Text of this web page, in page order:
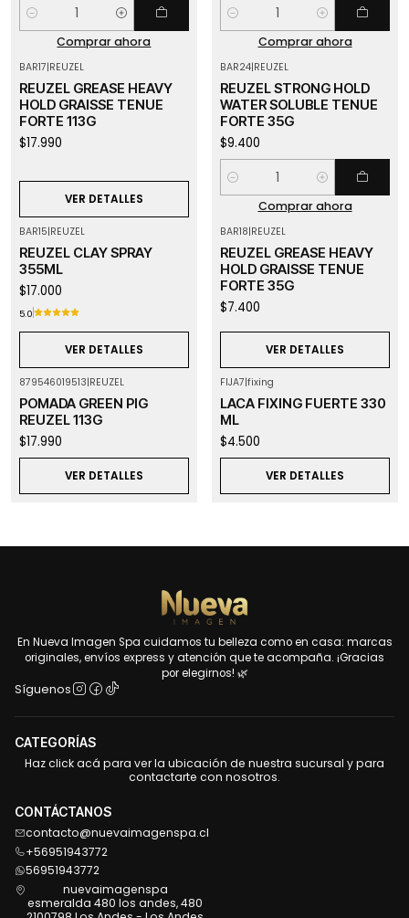
Cantidad
Comprar ahora
Cantidad
Comprar ahora
BAR17|REUZEL
REUZEL GREASE HEAVY
HOLD GRAISSE TENUE
FORTE 113G
$17.990
VER DETALLES
BAR24|REUZEL
REUZEL STRONG HOLD
WATER SOLUBLE TENUE
FORTE 35G
$9.400
Cantidad
Comprar ahora
BAR15|REUZEL
REUZEL CLAY SPRAY
355ML
$17.000
5.0
VER DETALLES
BAR18|REUZEL
REUZEL GREASE HEAVY
HOLD GRAISSE TENUE
FORTE 35G
$7.400
VER DETALLES
879546019513|REUZEL
POMADA GREEN PIG
REUZEL 113G
$17.990
VER DETALLES
FIJA7|fixing
LACA FIXING FUERTE 330
ML
$4.500
VER DETALLES
En Nueva Imagen Spa cuidamos tu belleza como en casa: marcas
originales, envíos express y atención que te acompaña. ¡Gracias
por elegirnos! 🌿
Síguenos
CATEGORÍAS
Haz click acá para ver la ubicación de nuestra sucursal y para
contactarte con nosotros.
CONTÁCTANOS
contacto@nuevaimagenspa.cl
+56951943772
56951943772
nuevaimagenspa
esmeralda 480 los andes, 480